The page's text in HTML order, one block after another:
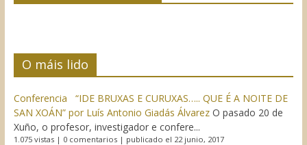
O máis lido
Conferencia “IDE BRUXAS E CURUXAS….. QUE É A NOITE DE
SAN XOÁN” por Luís Antonio Giadás Álvarez O pasado 20 de
Xuño, o profesor, investigador e confere...
1.075 vistas| 0 comentarios| publicado el 22 junio, 2017